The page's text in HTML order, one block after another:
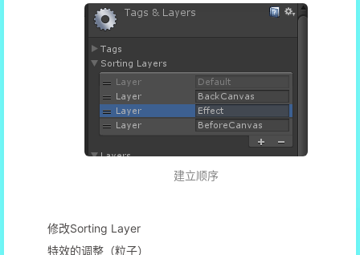
建立顺序
修改Sorting Layer
特效的调整（粒子）